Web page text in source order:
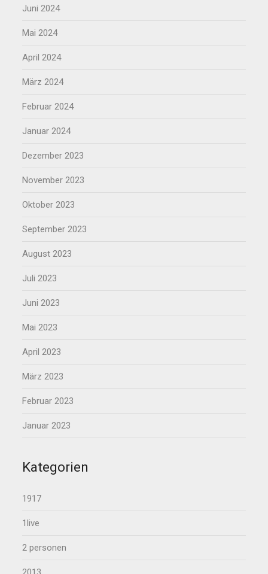
Juni 2024
Mai 2024
April 2024
März 2024
Februar 2024
Januar 2024
Dezember 2023
November 2023
Oktober 2023
September 2023
August 2023
Juli 2023
Juni 2023
Mai 2023
April 2023
März 2023
Februar 2023
Januar 2023
Kategorien
1917
1live
2 personen